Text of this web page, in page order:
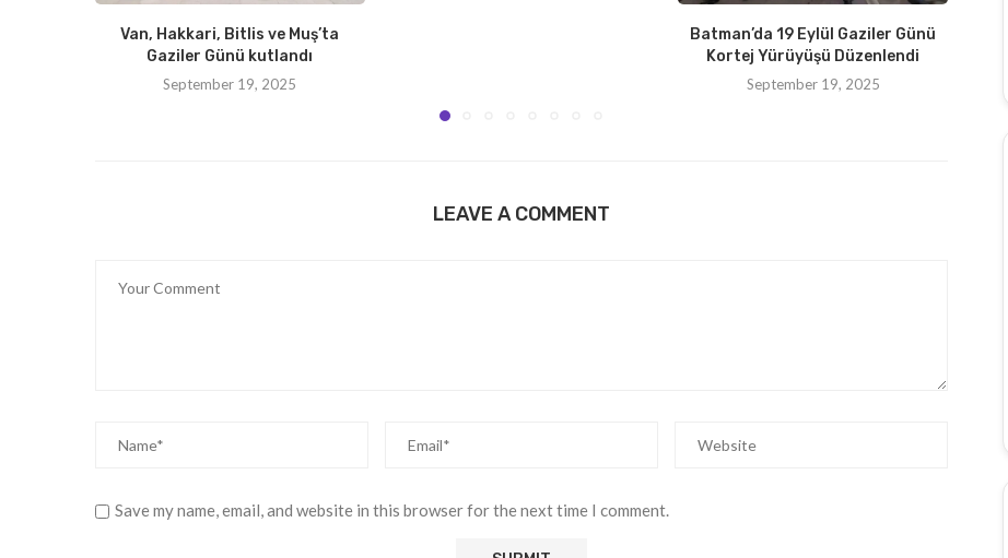
Van, Hakkari, Bitlis ve Muş’ta
Gaziler Günü kutlandı
September 19, 2025
Batman’da 19 Eylül Gaziler Günü
Kortej Yürüyüşü Düzenlendi
September 19, 2025
LEAVE A COMMENT
Save my name, email, and website in this browser for the next time I comment.